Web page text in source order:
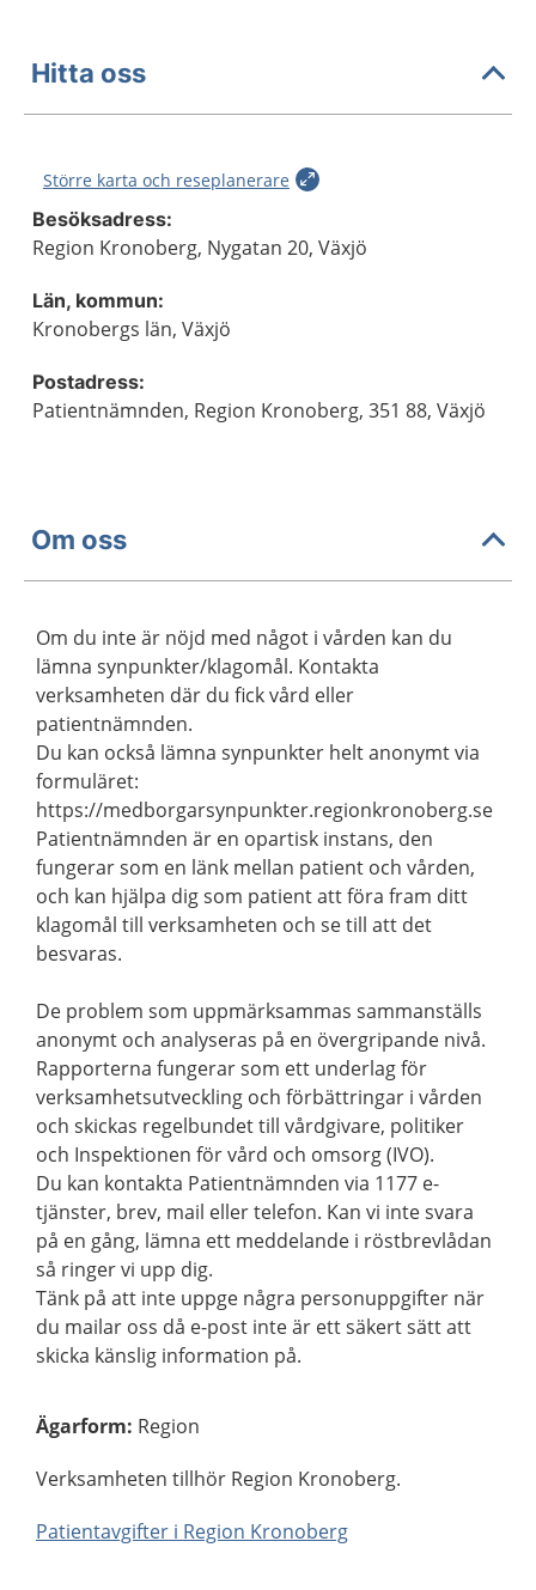
Hitta oss
Större karta och reseplanerare
Besöksadress:
Region Kronoberg, Nygatan 20, Växjö
Län, kommun:
Kronobergs län, Växjö
Postadress:
Patientnämnden, Region Kronoberg, 351 88, Växjö
Om oss
Om du inte är nöjd med något i vården kan du
lämna synpunkter/klagomål. Kontakta
verksamheten där du fick vård eller
patientnämnden.
Du kan också lämna synpunkter helt anonymt via
formuläret:
https://medborgarsynpunkter.regionkronoberg.se
Patientnämnden är en opartisk instans, den
fungerar som en länk mellan patient och vården,
och kan hjälpa dig som patient att föra fram ditt
klagomål till verksamheten och se till att det
besvaras.
De problem som uppmärksammas sammanställs
anonymt och analyseras på en övergripande nivå.
Rapporterna fungerar som ett underlag för
verksamhetsutveckling och förbättringar i vården
och skickas regelbundet till vårdgivare, politiker
och Inspektionen för vård och omsorg (IVO).
Du kan kontakta Patientnämnden via 1177 e-
tjänster, brev, mail eller telefon. Kan vi inte svara
på en gång, lämna ett meddelande i röstbrevlådan
så ringer vi upp dig.
Tänk på att inte uppge några personuppgifter när
du mailar oss då e-post inte är ett säkert sätt att
skicka känslig information på.
Ägarform: Region
Verksamheten tillhör Region Kronoberg.
Patientavgifter i Region Kronoberg